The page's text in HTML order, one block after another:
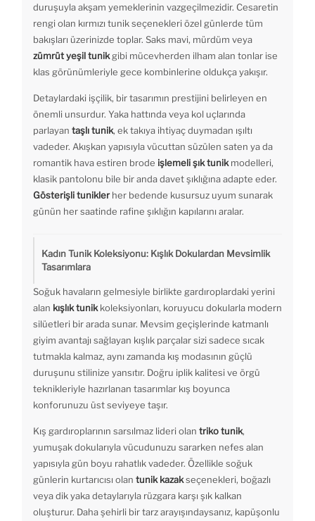
duruşuyla akşam yemeklerinin vazgeçilmezidir. Cesaretin
rengi olan kırmızı tunik seçenekleri özel günlerde tüm
bakışları üzerinizde toplar. Saks mavi, mürdüm veya
zümrüt yeşil tunik gibi mücevherden ilham alan tonlar ise
klas görünümleriyle gece kombinlerine oldukça yakışır.
Detaylardaki işçilik, bir tasarımın prestijini belirleyen en
önemli unsurdur. Yaka hattında veya kol uçlarında
parlayan taşlı tunik, ek takıya ihtiyaç duymadan ışıltı
vadeder. Akışkan yapısıyla vücuttan süzülen saten ya da
romantik hava estiren brode işlemeli şık tunik modelleri,
klasik pantolonu bile bir anda davet şıklığına adapte eder.
Gösterişli tuniklerher bedende kusursuz uyum sunarak
günün her saatinde rafine şıklığın kapılarını aralar.
Kadın Tunik Koleksiyonu: Kışlık Dokulardan Mevsimlik
Tasarımlara
Soğuk havaların gelmesiyle birlikte gardıroplardaki yerini
alan kışlık tunik koleksiyonları, koruyucu dokularla modern
silüetleri bir arada sunar. Mevsim geçişlerinde katmanlı
giyim avantajı sağlayan kışlık parçalar sizi sadece sıcak
tutmakla kalmaz, aynı zamanda kış modasının güçlü
duruşunu stilinize yansıtır. Doğru iplik kalitesi ve örgü
teknikleriyle hazırlanan tasarımlar kış boyunca
konforunuzu üst seviyeye taşır.
Kış gardıroplarının sarsılmaz lideri olan triko tunik,
yumuşak dokularıyla vücudunuzu sararken nefes alan
yapısıyla gün boyu rahatlık vadeder. Özellikle soğuk
günlerin kurtarıcısı olan tunik kazakseçenekleri, boğazlı
veya dik yaka detaylarıyla rüzgara karşı şık kalkan
oluşturur. Daha şehirli bir tarz arayışındaysanız, kapüşonlu